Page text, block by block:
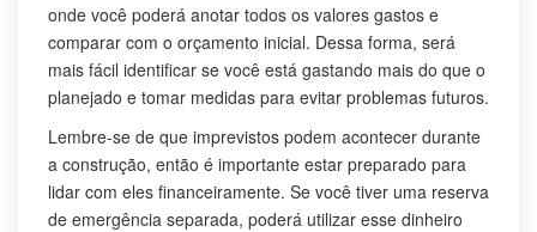
onde você poderá anotar todos os valores gastos e
comparar com o orçamento inicial. Dessa forma, será
mais fácil identificar se você está gastando mais do que o
planejado e tomar medidas para evitar problemas futuros.
Lembre-se de que imprevistos podem acontecer durante
a construção, então é importante estar preparado para
lidar com eles financeiramente. Se você tiver uma reserva
de emergência separada, poderá utilizar esse dinheiro